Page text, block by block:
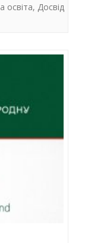
освіта, Досвід